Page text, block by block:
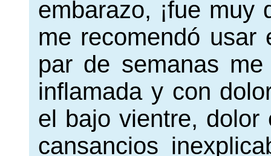
embarazo, ¡fue
me recomendó usar
par de semanas
inflamada y con
el bajo vientre, dolor
cansancios